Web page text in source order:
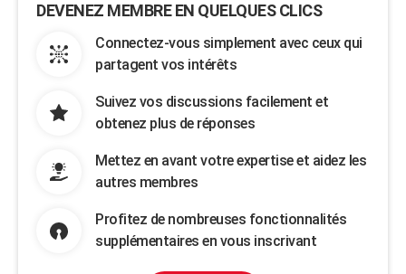
DEVENEZ MEMBRE EN QUELQUES CLICS
Connectez-vous simplement avec ceux qui
partagent vos intérêts
Suivez vos discussions facilement et
obtenez plus de réponses
Mettez en avant votre expertise et aidez les
autres membres
Profitez de nombreuses fonctionnalités
supplémentaires en vous inscrivant